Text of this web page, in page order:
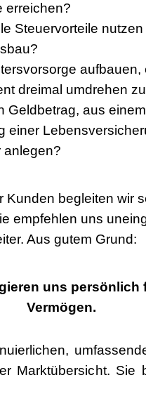
erreichen?
Steuervorteile nutzen
aufbauen,
dreimal umdrehen
Geldbetrag, aus
einer
anlegen?
Kunden begleiten wir
empfehlen uns
Aus gutem Grund:
uns persönlich
Vermögen.
Marktübersicht. Sie